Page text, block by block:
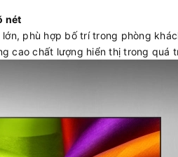
nét
phù hợp bố trí trong phòng
cao chất lượng hiển thị trong quá